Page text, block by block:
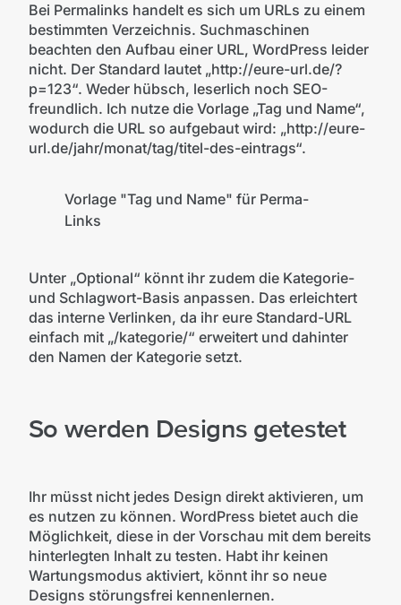
Bei Permalinks handelt es sich um URLs zu einem
bestimmten Verzeichnis. Suchmaschinen
beachten den Aufbau einer URL, WordPress leider
nicht. Der Standard lautet „http://eure-url.de/?
p=123“. Weder hübsch, leserlich noch SEO-
freundlich. Ich nutze die Vorlage „Tag und Name“,
wodurch die URL so aufgebaut wird: „http://eure-
url.de/jahr/monat/tag/titel-des-eintrags“.
Vorlage "Tag und Name" für Perma-
Links
Unter „Optional“ könnt ihr zudem die Kategorie-
und Schlagwort-Basis anpassen. Das erleichtert
das interne Verlinken, da ihr eure Standard-URL
einfach mit „/kategorie/“ erweitert und dahinter
den Namen der Kategorie setzt.
So werden Designs getestet
Ihr müsst nicht jedes Design direkt aktivieren, um
es nutzen zu können. WordPress bietet auch die
Möglichkeit, diese in der Vorschau mit dem bereits
hinterlegten Inhalt zu testen. Habt ihr keinen
Wartungsmodus aktiviert, könnt ihr so neue
Designs störungsfrei kennenlernen.